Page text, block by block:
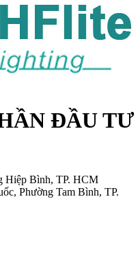
ĐẦU TƯ
Hiệp Bình, TP. HCM
Phường Tam Bình, TP.